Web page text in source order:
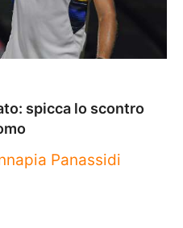
spicca lo scontro
Panassidi